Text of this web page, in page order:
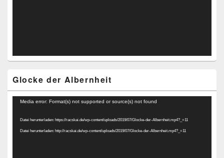
Glocke der Albernheit
Video-
Media error: Format(s) not supported or source(s) not found
Datei herunterladen: https://racskai.de/wp-content/uploads/2019/07/Glocke-der-Albernheit.mp4?_=11
Datei herunterladen: http://racskai.de/wp-content/uploads/2019/07/Glocke-der-Albernheit.mp4?_=11